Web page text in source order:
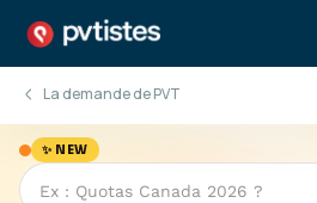
La demande de PVT
✨ NEW